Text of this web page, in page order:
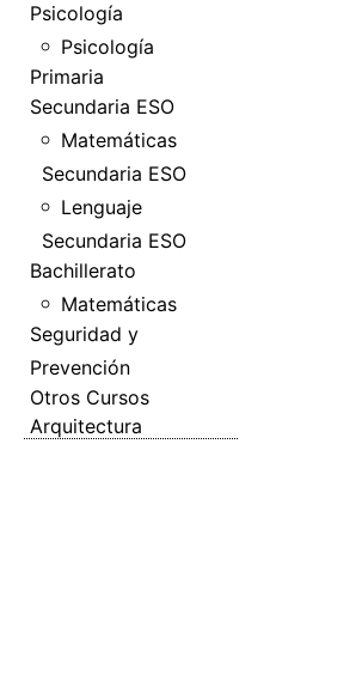
Psicología
Psicología
Primaria
Secundaria ESO
Matemáticas
Secundaria ESO
Lenguaje
Secundaria ESO
Bachillerato
Matemáticas
Seguridad y
Prevención
Otros Cursos
Arquitectura